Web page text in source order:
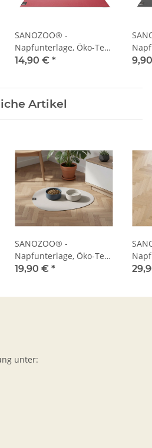
SANOZOO® -
Napfunterlage, Öko-Tex,
Rechteckig 40 x 60 cm
14,90 € *
Artikel
SANOZOO® -
Napfunterlage, Öko-Tex,
Tropfen
19,90 € *
Herz
unter: